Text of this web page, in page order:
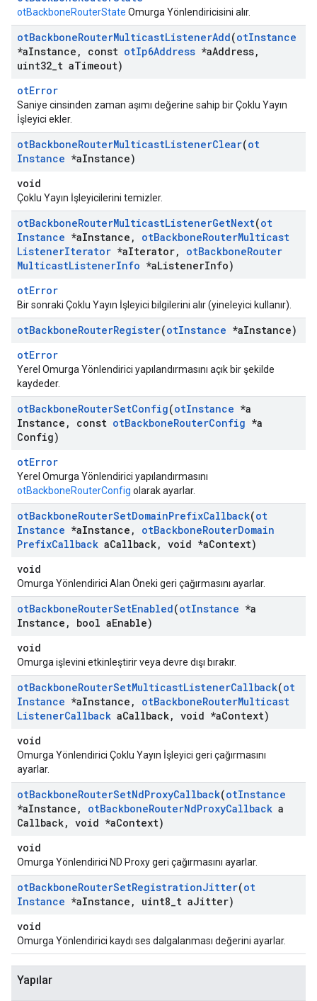
otBackboneRouterState Omurga Yönlendiricisini alır.
otBackboneRouterMulticastListenerAdd(otInstance
*aInstance , const otIp6Address *aAddress,
uint32 t aTimeout)
otError
Saniye cinsinden zaman aşımı değerine sahip bir Çoklu Yayın
İşleyici ekler.
otBackboneRouterMulticastListenerClear(ot
Instance *aInstance)
void
Çoklu Yayın İşleyicilerini temizler.
otBackboneRouterMulticastListenerGetNext(ot
Instance *aInstance , otBackboneRouterMulticast
ListenerIterator *aIterator, otBackboneRouter
MulticastListenerInfo *aListenerInfo)
otError
Bir sonraki Çoklu Yayın İşleyici bilgilerini alır (yineleyici kullanır).
otBackboneRouterRegister(otInstance *aInstance)
otError
Yerel Omurga Yönlendirici yapılandırmasını açık bir şekilde
kaydeder.
otBackboneRouterSetConfig(otInstance *a
Instance , const otBackboneRouterConfig *a
Config)
otError
Yerel Omurga Yönlendirici yapılandırmasını
otBackboneRouterConfig olarak ayarlar.
otBackboneRouterSetDomainPrefixCallback(ot
Instance *aInstance , otBackboneRouterDomain
PrefixCallback aCallback, void *aContext)
void
Omurga Yönlendirici Alan Öneki geri çağırmasını ayarlar.
otBackboneRouterSetEnabled(otInstance *a
Instance , bool aEnable)
void
Omurga işlevini etkinleştirir veya devre dışı bırakır.
otBackboneRouterSetMulticastListenerCallback(ot
Instance *aInstance , otBackboneRouterMulticast
ListenerCallback aCallback, void *aContext)
void
Omurga Yönlendirici Çoklu Yayın İşleyici geri çağırmasını
ayarlar.
otBackboneRouterSetNdProxyCallback(otInstance
*aInstance , otBackboneRouterNdProxyCallback a
Callback, void *aContext)
void
Omurga Yönlendirici ND Proxy geri çağırmasını ayarlar.
otBackboneRouterSetRegistrationJitter(ot
Instance *aInstance , uint8 t aJitter)
void
Omurga Yönlendirici kaydı ses dalgalanması değerini ayarlar.
Yapılar